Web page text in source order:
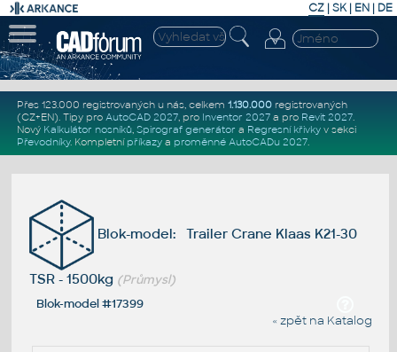
CZ | SK| EN | DE
Přes 123.000 registrovaných u nás, celkem 1.130.000registrovaných
(CZ+EN). Tipy pro AutoCAD 2027, pro Inventor 2027a pro Revit 2027.
Nový Kalkulátor nosníků, Spirograf generátor a Regresní křivkyv sekci
Převodníky. Kompletní příkazya proměnné AutoCADu 2027.
Blok-model: Trailer Crane Klaas K21-30
TSR - 1500kg (Průmysl)
Blok-model #17399
« zpět na Katalog